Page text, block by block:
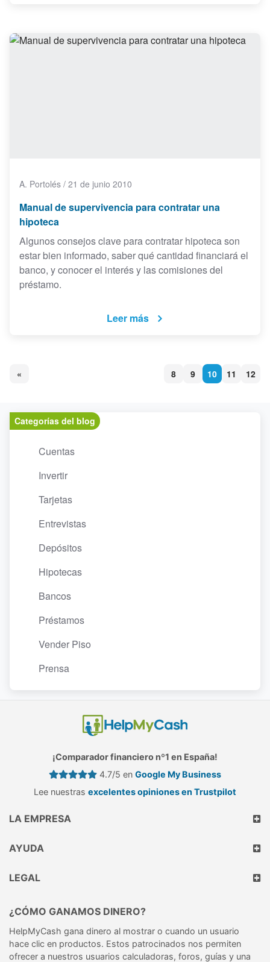
A. Portolés / 21 de junio 2010
Manual de supervivencia para contratar una
hipoteca
Algunos consejos clave para contratar hipoteca son
estar bien informado, saber qué cantidad financiará el
banco, y conocer el interés y las comisiones del
préstamo.
Leer más
« 8 9 10 11 12
Categorías del blog
Cuentas
Invertir
Tarjetas
Entrevistas
Depósitos
Hipotecas
Bancos
Préstamos
Vender Piso
Prensa
¡Comparador financiero nº1 en España!
4.7/5 en Google My Business
Lee nuestras excelentes opiniones en Trustpilot
LA EMPRESA
AYUDA
LEGAL
¿CÓMO GANAMOS DINERO?
HelpMyCash gana dinero al mostrar o cuando un usuario
hace clic en productos. Estos patrocinados nos permiten
ofrecer a nuestros usuarios calculadoras, foros, guías y una